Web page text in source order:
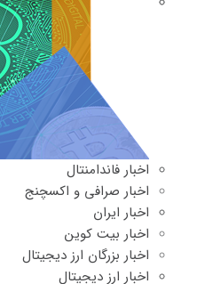
اخبار فاندامنتال
اخبار صرافی و اکسچنج
اخبار ایران
اخبار بیت کوین
اخبار بزرگان ارز دیجیتال
اخبار ارز دیجیتال